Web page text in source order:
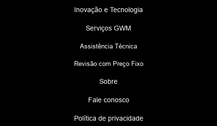
Inovação e Tecnologia
Serviços GWM
Assistência Técnica
Revisão com Preço Fixo
Sobre
Fale conosco
Política de privacidade